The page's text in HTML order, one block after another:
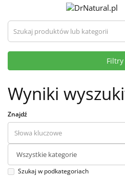
Szukaj produktów lub kategorii
Filtry
Wyniki
Znajdź
Szukaj w podkategoriach